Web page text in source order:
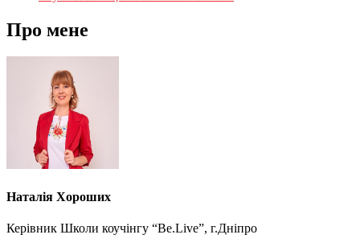
Про мене
Наталія Хороших
Керівник Школи коучінгу “Be.Live”, г.Дніпро